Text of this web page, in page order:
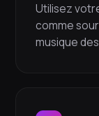
Utilisez
comme
musique